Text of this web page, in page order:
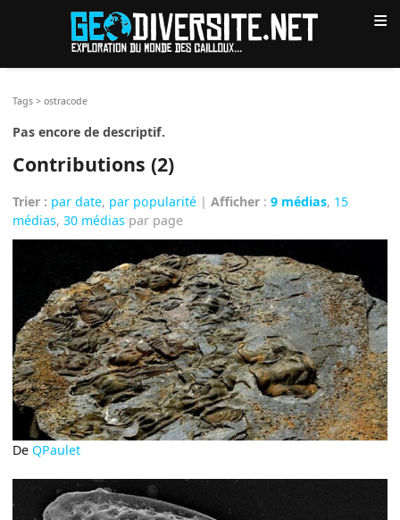
≡
Tags >ostracode
Pas encore de descriptif.
Contributions (2)
Trier : par date, par popularité |Afficher :9 médias, 15
médias,30 médias par page
De QPaulet